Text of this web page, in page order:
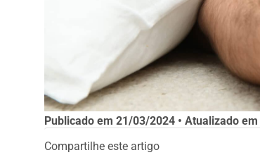
Publicado em 21/03/2024• Atualizado em
Compartilhe este artigo